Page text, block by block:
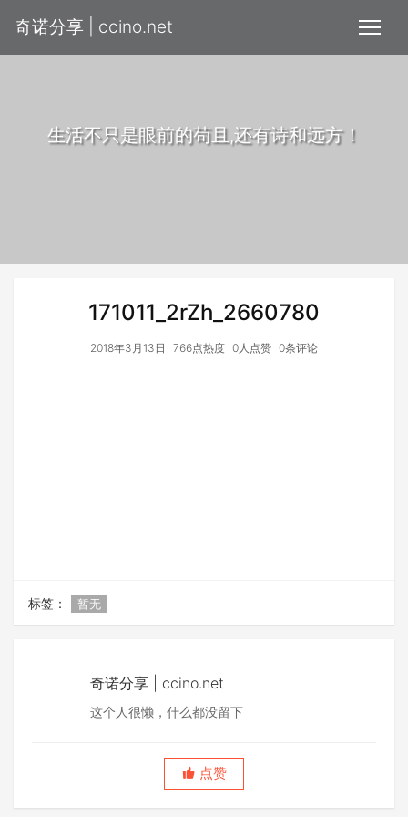
奇诺分享 | ccino.net
生活不只是眼前的苟且,还有诗和远方！
171011_2rZh_2660780
2018年3月13日 766点热度 0人点赞 0条评论
标签： 暂无
奇诺分享 | ccino.net
这个人很懒，什么都没留下
点赞